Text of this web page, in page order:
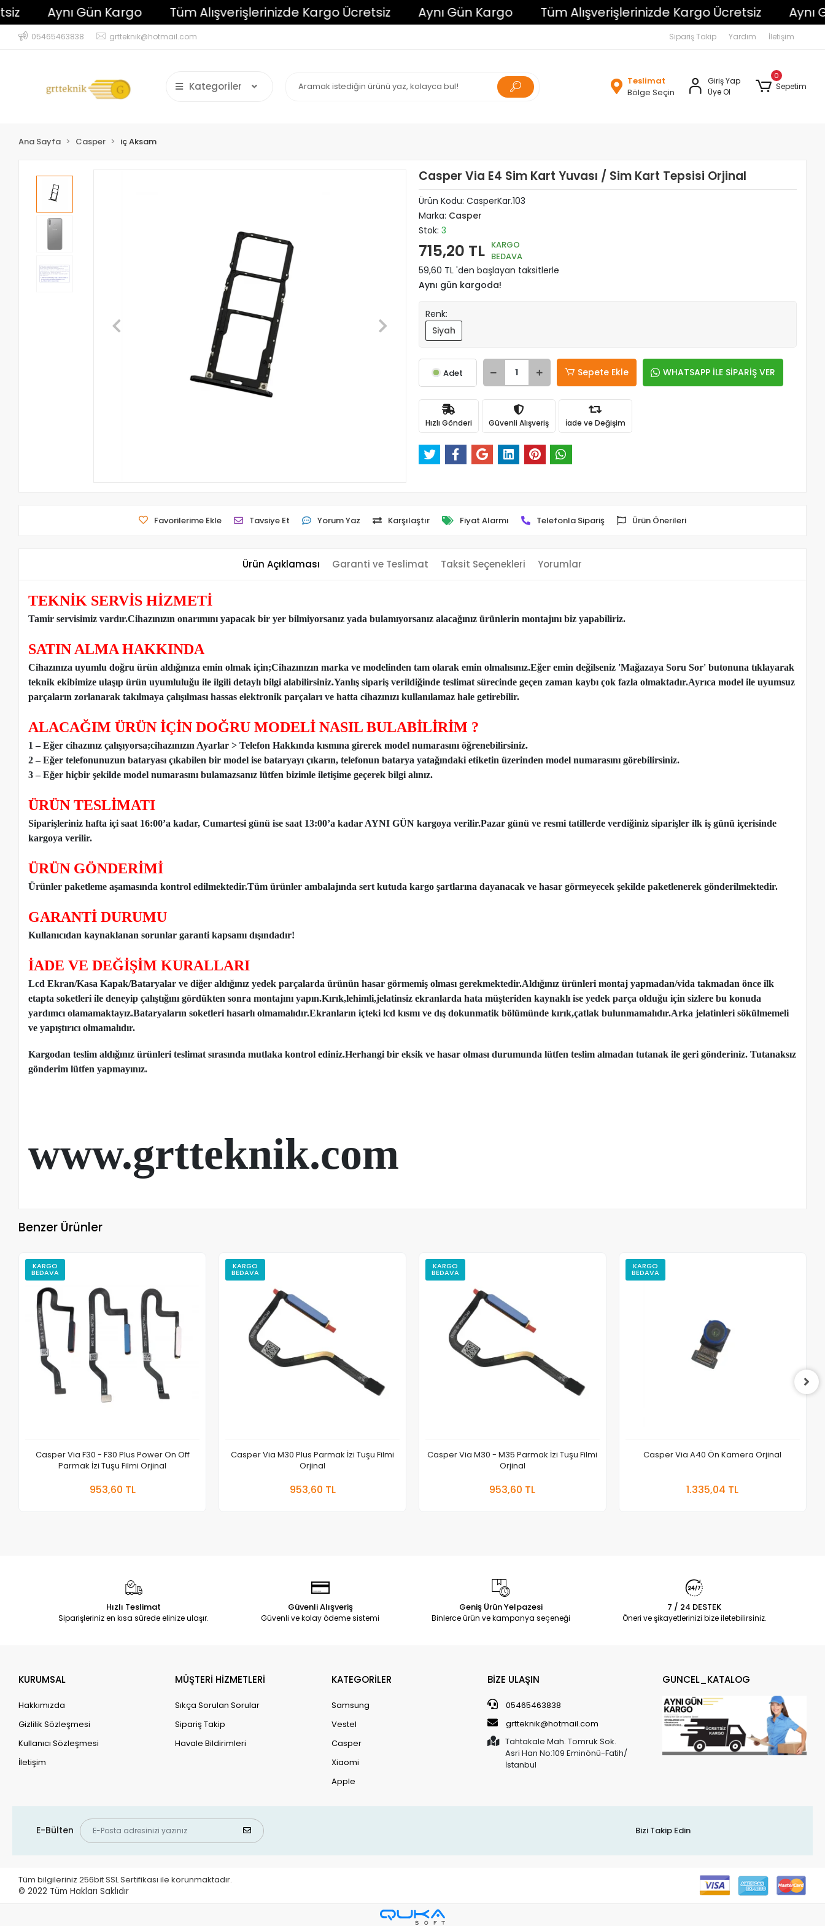
Aynı Gün Kargo Tüm Alışverişlerinizde Kargo Ücretsiz Aynı Gün Kargo Tüm Alışverişlerinizde Kargo Ücretsiz Aynı
05465463838 grtteknik@hotmail.com Sipariş Takip Yardım İletişim
Kategoriler
Teslimat
Bölge Seçin
Giriş Yap
Üye Ol
0
Sepetim
Ana Sayfa Casper iç Aksam
Casper Via E4 Sim Kart Yuvası / Sim Kart Tepsisi Orjinal
Ürün Kodu: CasperKar.103
Marka: Casper
Stok: 3
715,20 TL KARGO
BEDAVA
59,60 TL 'den başlayan taksitlerle
Aynı gün kargoda!
Renk:
Siyah
Adet Sepete Ekle WHATSAPP İLE SİPARİŞ VER
Hızlı Gönderi Güvenli Alışveriş İade ve Değişim
Favorilerime Ekle Tavsiye Et Yorum Yaz Karşılaştır Fiyat Alarmı Telefonla Sipariş Ürün Önerileri
Ürün Açıklaması Garanti ve Teslimat Taksit Seçenekleri Yorumlar
TEKNİK SERVİS HİZMETİ
Tamir servisimiz vardır.Cihazınızın onarımını yapacak bir yer bilmiyorsanız yada bulamıyorsanız alacağınız ürünlerin montajını biz yapabiliriz.
SATIN ALMA HAKKINDA
Cihazınıza uyumlu doğru ürün aldığınıza emin olmak için;Cihazınızın marka ve modelinden tam olarak emin olmalısınız.Eğer emin değilseniz 'Mağazaya Soru Sor' butonuna tıklayarak
teknik ekibimize ulaşıp ürün uyumluluğu ile ilgili detaylı bilgi alabilirsiniz.Yanlış sipariş verildiğinde teslimat sürecinde geçen zaman kaybı çok fazla olmaktadır.Ayrıca model ile uyumsuz
parçaların zorlanarak takılmaya çalışılması hassas elektronik parçaları ve hatta cihazınızı kullanılamaz hale getirebilir.
ALACAĞIM ÜRÜN İÇİN DOĞRU MODELİ NASIL BULABİLİRİM ?
1 – Eğer cihazınız çalışıyorsa;cihazınızın Ayarlar > Telefon Hakkında kısmına girerek model numarasını öğrenebilirsiniz.
2 – Eğer telefonunuzun bataryası çıkabilen bir model ise bataryayı çıkarın, telefonun batarya yatağındaki etiketin üzerinden model numarasını görebilirsiniz.
3 – Eğer hiçbir şekilde model numarasını bulamazsanız lütfen bizimle iletişime geçerek bilgi alınız.
ÜRÜN TESLİMATI
Siparişleriniz hafta içi saat 16:00’a kadar, Cumartesi günü ise saat 13:00’a kadar AYNI GÜN kargoya verilir.Pazar günü ve resmi tatillerde verdiğiniz siparişler ilk iş günü içerisinde
kargoya verilir.
ÜRÜN GÖNDERİMİ
Ürünler paketleme aşamasında kontrol edilmektedir.Tüm ürünler ambalajında sert kutuda kargo şartlarına dayanacak ve hasar görmeyecek şekilde paketlenerek gönderilmektedir.
GARANTİ DURUMU
Kullanıcıdan kaynaklanan sorunlar garanti kapsamı dışındadır!
İADE VE DEĞİŞİM KURALLARI
Lcd Ekran/Kasa Kapak/Bataryalar ve diğer aldığınız yedek parçalarda ürünün hasar görmemiş olması gerekmektedir.Aldığınız ürünleri montaj yapmadan/vida takmadan önce ilk
etapta soketleri ile deneyip çalıştığını gördükten sonra montajını yapın.Kırık,lehimli,jelatinsiz ekranlarda hata müşteriden kaynaklı ise yedek parça olduğu için sizlere bu konuda
yardımcı olamamaktayız.Bataryaların soketleri hasarlı olmamalıdır.Ekranların içteki lcd kısmı ve dış dokunmatik bölümünde kırık,çatlak bulunmamalıdır.Arka jelatinleri sökülmemeli
ve yapıştırıcı olmamalıdır.
Kargodan teslim aldığınız ürünleri teslimat sırasında mutlaka kontrol ediniz.Herhangi bir eksik ve hasar olması durumunda lütfen teslim almadan tutanak ile geri gönderiniz. Tutanaksız
gönderim lütfen yapmayınız.
www.grtteknik.com
Benzer Ürünler
KARGO
BEDAVA
Casper Via F30 - F30 Plus Power On Off
Parmak İzi Tuşu Filmi Orjinal
953,60 TL
KARGO
BEDAVA
Casper Via M30 Plus Parmak İzi Tuşu Filmi
Orjinal
953,60 TL
KARGO
BEDAVA
Casper Via M30 - M35 Parmak İzi Tuşu Filmi
Orjinal
953,60 TL
KARGO
BEDAVA
Casper Via A40 Ön Kamera Orjinal
1.335,04 TL
Hızlı Teslimat
Siparişleriniz en kısa sürede elinize ulaşır.
Güvenli Alışveriş
Güvenli ve kolay ödeme sistemi
Geniş Ürün Yelpazesi
Binlerce ürün ve kampanya seçeneği
7 / 24 DESTEK
Öneri ve şikayetlerinizi bize iletebilirsiniz.
KURUMSAL
Hakkımızda
Gizlilik Sözleşmesi
Kullanıcı Sözleşmesi
İletişim
MÜŞTERİ HİZMETLERİ
Sıkça Sorulan Sorular
Sipariş Takip
Havale Bildirimleri
KATEGORİLER
Samsung
Vestel
Casper
Xiaomi
Apple
BİZE ULAŞIN
05465463838
grtteknik@hotmail.com
Tahtakale Mah. Tomruk Sok.
Asri Han No:109 Eminönü-Fatih/
İstanbul
GUNCEL_KATALOG
E-Bülten Bizi Takip Edin
Tüm bilgileriniz 256bit SSL Sertifikası ile korunmaktadır.
© 2022 Tüm Hakları Saklıdır